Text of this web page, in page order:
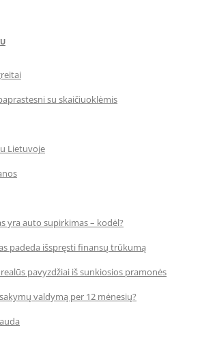
su skaičiuoklėmis
Lietuvoje
yra auto supirkimas – kodėl?
padeda išspręsti finansų trūkumą
pavyzdžiai iš sunkiosios pramonės
valdymą per 12 mėnesių?